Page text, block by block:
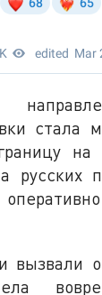
стала
на
русских
вызвали